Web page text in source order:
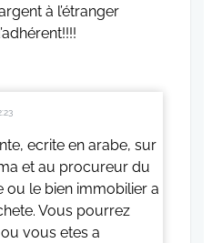
à l’étranger
ecrite en arabe, sur
et au procureur du
ou le bien immobilier a
Vous pourrez
vous etes a